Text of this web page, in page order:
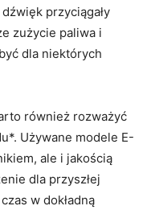
przyciągały
zużycie paliwa ⁣i
‍dla ‌niektórych​
‍również⁢ rozważyć
⁢Używane modele‍ E-
⁤ale i jakością⁣
⁢dla⁣ przyszłej
‌w dokładną